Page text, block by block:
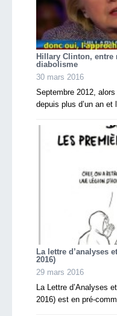
Hillary Clinton, entre
diabolisme
30 mars 2016
Septembre 2012,
depuis plus d’un an et
La lettre d’analyses
2016)
29 mars 2016
La Lettre d’Analyses
2016) est en pré-